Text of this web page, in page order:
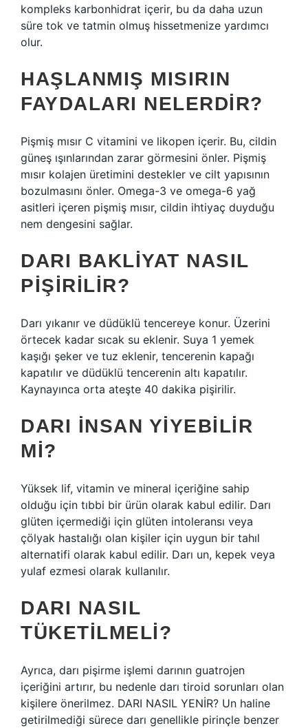
kompleks karbonhidrat içerir, bu da daha uzun
süre tok ve tatmin olmuş hissetmenize yardımcı
olur.
HAŞLANMIŞ MISIRIN
FAYDALARI NELERDIR?
Pişmiş mısır C vitamini ve likopen içerir. Bu, cildin
güneş ışınlarından zarar görmesini önler. Pişmiş
mısır kolajen üretimini destekler ve cilt yapısının
bozulmasını önler. Omega-3 ve omega-6 yağ
asitleri içeren pişmiş mısır, cildin ihtiyaç duyduğu
nem dengesini sağlar.
DARI BAKLIYAT NASIL
PIŞIRILIR?
Darı yıkanır ve düdüklü tencereye konur. Üzerini
örtecek kadar sıcak su eklenir. Suya 1 yemek
kaşığı şeker ve tuz eklenir, tencerenin kapağı
kapatılır ve düdüklü tencerenin altı kapatılır.
Kaynayınca orta ateşte 40 dakika pişirilir.
DARI INSAN YIYEBILIR
MI?
Yüksek lif, vitamin ve mineral içeriğine sahip
olduğu için tıbbi bir ürün olarak kabul edilir. Darı
glüten içermediği için glüten intoleransı veya
çölyak hastalığı olan kişiler için uygun bir tahıl
alternatifi olarak kabul edilir. Darı un, kepek veya
yulaf ezmesi olarak kullanılır.
DARI NASIL
TÜKETILMELI?
Ayrıca, darı pişirme işlemi darının guatrojen
içeriğini artırır, bu nedenle darı tiroid sorunları olan
kişilere önerilmez. DARI NASIL YENİR? Un haline
getirilmediği sürece darı genellikle pirinçle benzer